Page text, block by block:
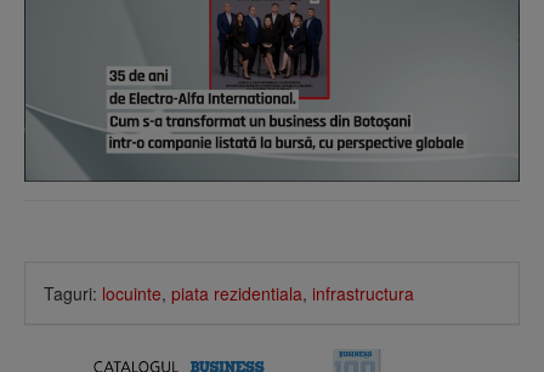
Taguri: locuinte, piata rezidentiala, infrastructura